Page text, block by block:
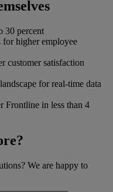
30 percent
higher employee
customer satisfaction
for real-time data
Frontline in less than 4
We are happy to